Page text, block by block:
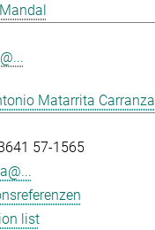
Matarrita Carranza
57-1565
list